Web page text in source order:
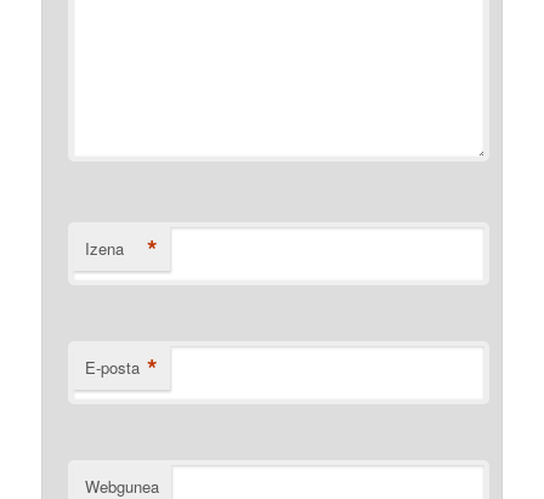
Izena *
E-posta *
Webgunea